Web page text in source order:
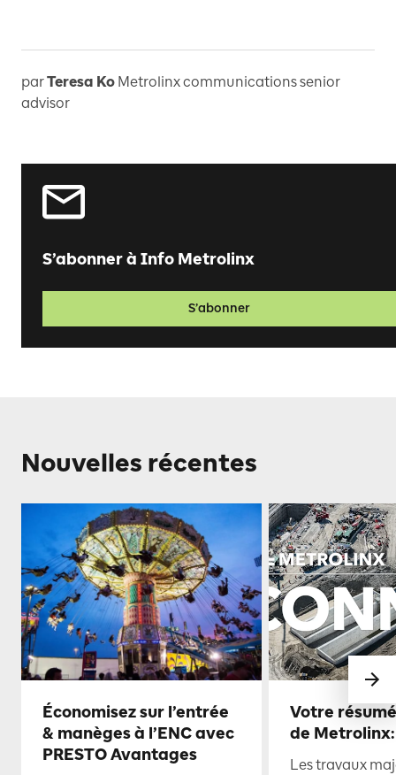
parTeresa Ko Metrolinx communications senior
advisor
S’abonner à Info Metrolinx
S’abonner
Nouvelles récentes
Économisez sur l’entrée
& manèges à l’ENC avec
PRESTO Avantages
Votre
de
Les travaux